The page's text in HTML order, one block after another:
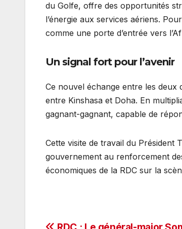
du Golfe, offre des opportunités
l’énergie aux services aériens.
comme une porte d’entrée vers
Un signal fort pour l’avenir
Ce nouvel échange entre les deux
entre Kinshasa et Doha. En
gagnant-gagnant, capable de
Cette visite de travail du Président
gouvernement au renforcement
économiques de la RDC sur la